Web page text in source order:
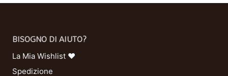
BISOGNO DI AIUTO?
La Mia Wishlist ❤
Spedizione